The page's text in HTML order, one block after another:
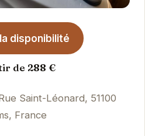
disponibilité
de 288 €
Saint-Léonard, 51100
France